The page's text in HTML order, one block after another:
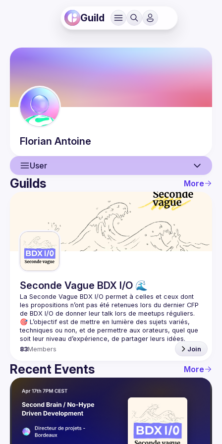
Guild
Florian Antoine
User
User
Guilds
Guilds More
Seconde Vague BDX I/O 🌊
La Seconde Vague BDX I/O permet à celles et ceux dont
les propositions n’ont pas été retenues lors du dernier CFP
de BDX I/O de donner leur talk lors de meetups réguliers.
🎯 L’objectif est de mettre en lumière des sujets variés,
techniques ou non, et de permettre aux orateurs, quel que
83Members Join
Recent Events More